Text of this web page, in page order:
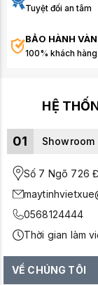
Tuyệt đối an tâm
BẢO HÀNH
100% khách
HỆ
01
Số 7 Ngõ 726
0568124444
Thời gian làm
VỀ CHÚNG TÔI